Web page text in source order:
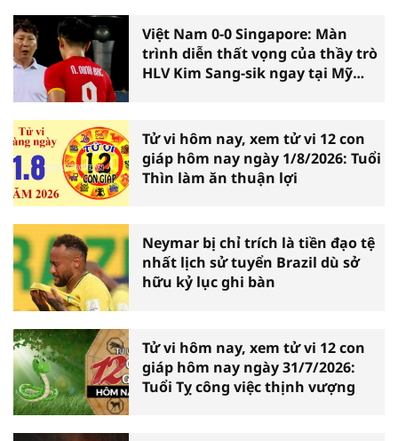
Việt Nam 0-0 Singapore: Màn
trình diễn thất vọng của thầy trò
HLV Kim Sang-sik ngay tại Mỹ
Tử vi hôm nay, xem tử vi 12 con
giáp hôm nay ngày 1/8/2026: Tuổi
Thìn làm ăn thuận lợi
Neymar bị chỉ trích là tiền đạo tệ
nhất lịch sử tuyển Brazil dù sở
hữu kỷ lục ghi bàn
Tử vi hôm nay, xem tử vi 12 con
giáp hôm nay ngày 31/7/2026:
Tuổi Tỵ công việc thịnh vượng